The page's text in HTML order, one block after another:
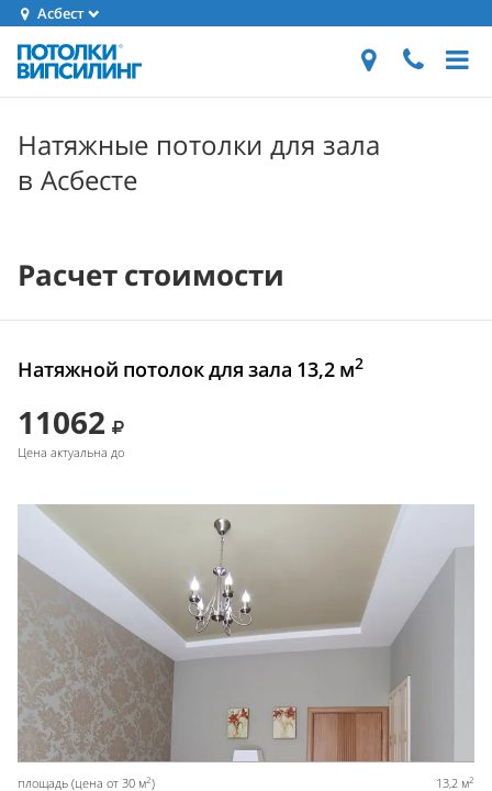
Асбест
Натяжные потолки для зала
в Асбесте
Расчет стоимости
Натяжной потолок для зала 13,2 м2
11062
Цена актуальна до
площадь (цена от 30 м2) 13,2 м2